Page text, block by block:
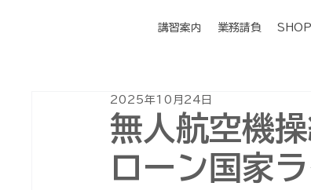
講習案内 業務請負 SHOP
無人航空機
ローン国家
2025年10月24日